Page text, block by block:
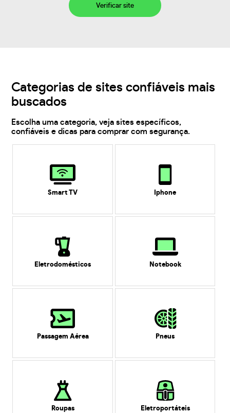
Verificar site
Categorias de sites confiáveis mais
buscados
Escolha uma categoria, veja sites específicos,
confiáveis e dicas para comprar com segurança.
Smart TV Iphone
Eletrodomésticos Notebook
Passagem Aérea Pneus
Roupas Eletroportáteis